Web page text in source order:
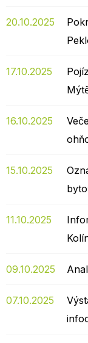
20.10.2025
17.10.2025
16.10.2025
15.10.2025
11.10.2025
09.10.2025
07.10.2025